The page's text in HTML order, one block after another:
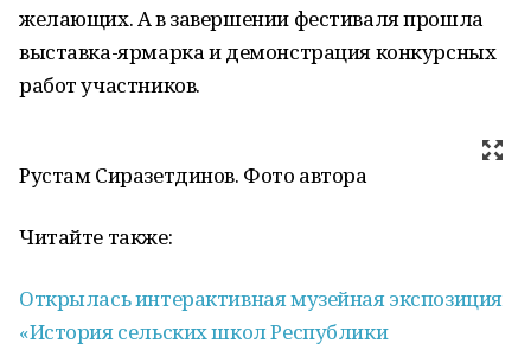
желающих. А в завершении фестиваля прошла
выставка-ярмарка и демонстрация конкурсных
работ участников.
Рустам Сиразетдинов. Фото автора
Читайте также:
Открылась интерактивная музейная экспозиция
«История сельских школ Республики